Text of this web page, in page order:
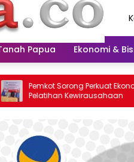
Papua Ekonomi &
Perkuat Ekonomi Melalui